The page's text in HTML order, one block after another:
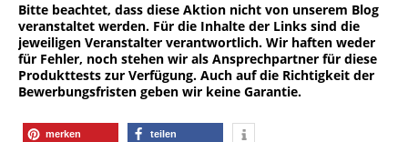
Bitte beachtet, dass diese Aktion nicht von unserem Blog
veranstaltet werden. Für die Inhalte der Links sind die
jeweiligen Veranstalter verantwortlich. Wir haften weder
für Fehler, noch stehen wir als Ansprechpartner für diese
Produkttests zur Verfügung. Auch auf die Richtigkeit der
Bewerbungsfristen geben wir keine Garantie.
merken teilen